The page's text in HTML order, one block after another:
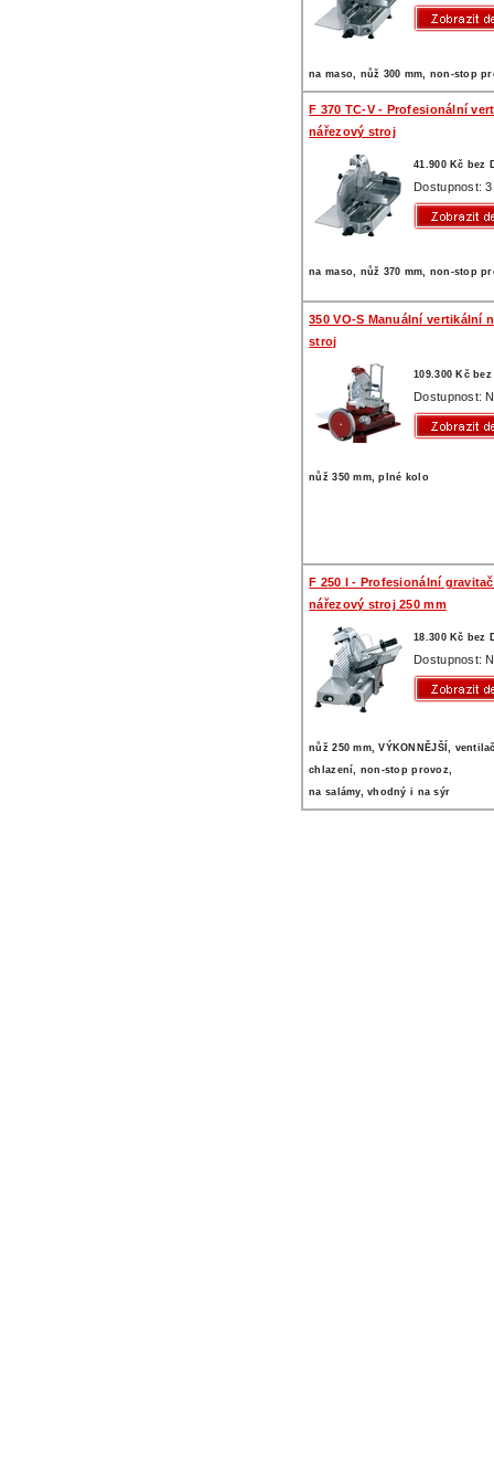
na maso, nůž 300 mm, non-stop
F 370 TC-V - Profesionální
nářezový stroj
41.900 Kč bez
Dostupnost:
na maso, nůž 370 mm, non-stop
350 VO-S Manuální vertikální
stroj
109.300 Kč bez
Dostupnost:
nůž 350 mm, plné kolo
F 250 I - Profesionální
nářezový stroj 250 mm
18.300 Kč bez
Dostupnost:
nůž 250 mm, VÝKONNĚJŠÍ,
chlazení, non-stop provoz,
na salámy, vhodný i na sýr